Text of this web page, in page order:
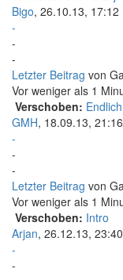
Bigo, 26.10.13, 17:12
-
-
-
Letzter Beitrag von
Vor weniger als 1
Verschoben:
GMH, 18.09.13, 21:16
-
-
-
Letzter Beitrag von
Vor weniger als 1
Verschoben: Intro
Arjan, 26.12.13, 23:40
-
-